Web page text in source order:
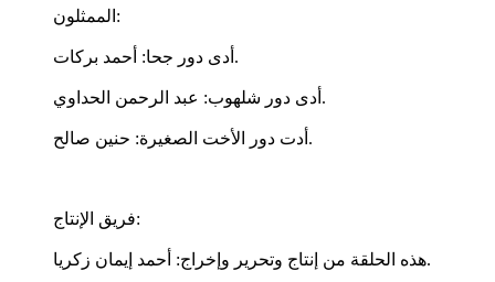
الممثلون:
أدى دور جحا: أحمد بركات.
أدى دور شلهوب: عبد الرحمن الحداوي.
أدت دور الأخت الصغيرة: حنين صالح.
فريق الإنتاج:
هذه الحلقة من إنتاج وتحرير وإخراج: أحمد إيمان زكريا.